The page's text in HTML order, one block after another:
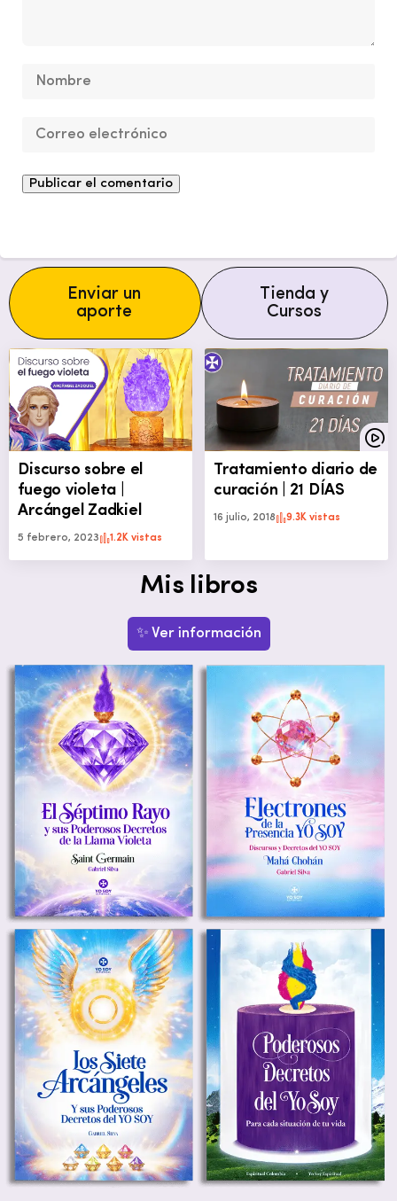
Enviar un
aporte
Tienda y
Cursos
Discurso sobre el
fuego violeta |
Arcángel Zadkiel
5 febrero, 2023 1.2K vistas
Tratamiento diario de
curación | 21 DÍAS
16 julio, 2018 9.3K vistas
Mis libros
✨ Ver información